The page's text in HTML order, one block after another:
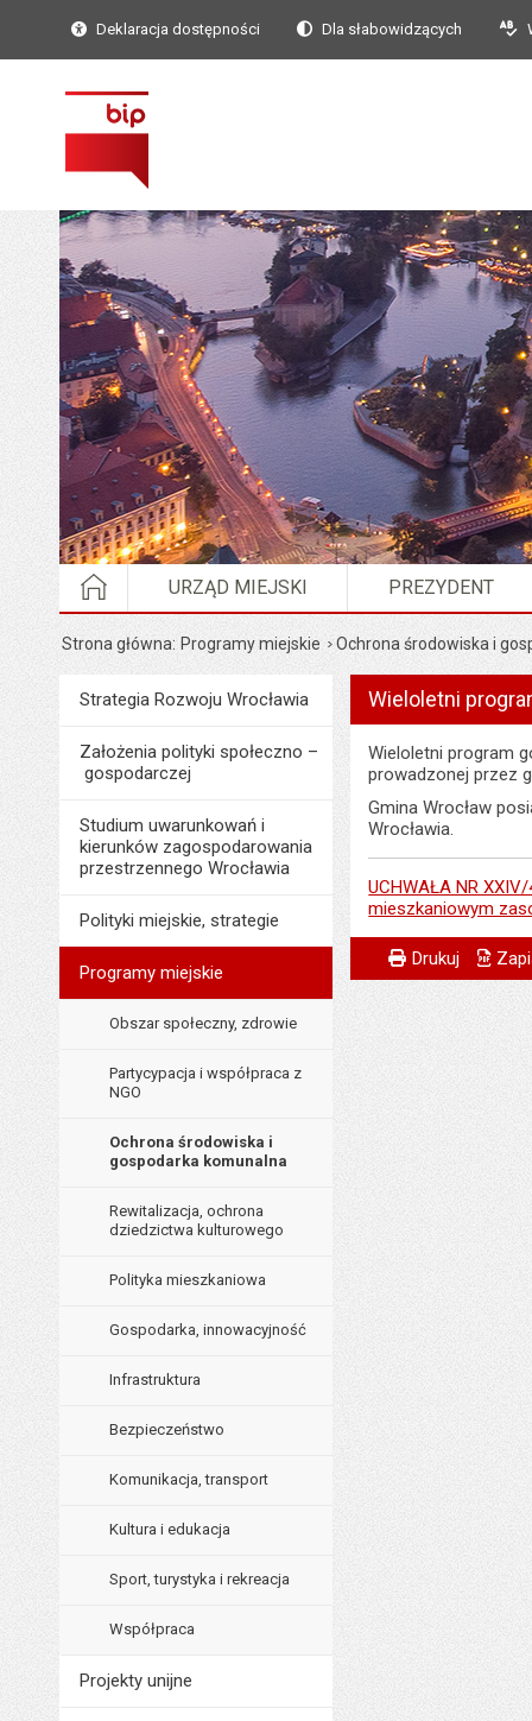
Deklaracja dostępności Dla słabowidzących
STRONA GŁÓWNA
URZĄD MIEJSKI PREZYDENT
Strona główna Programy miejskie Ochrona środowiska i
MenuProgramy i projekty miasta
Strategia Rozwoju Wrocławia
Założenia polityki społeczno –
gospodarczej
Studium uwarunkowań i
kierunków zagospodarowania
przestrzennego Wrocławia
Polityki miejskie, strategie
Programy miejskie
Obszar społeczny, zdrowie
Partycypacja i współpraca z
NGO
Ochrona środowiska i
gospodarka komunalna
Rewitalizacja, ochrona
dziedzictwa kulturowego
Polityka mieszkaniowa
Gospodarka, innowacyjność
Infrastruktura
Bezpieczeństwo
Komunikacja, transport
Kultura i edukacja
Sport, turystyka i rekreacja
Współpraca
Projekty unijne
Wieloletni
Wieloletni program
prowadzonej przez
Gmina Wrocław
Wrocławia.
UCHWAŁA NR
mieszkaniowym
Metryczka
Odpowiedzialny
Powiadom
Drukuj